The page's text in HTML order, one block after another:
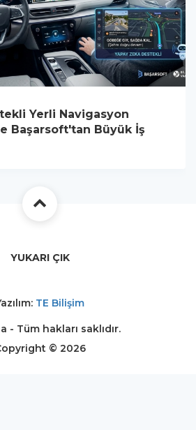
Yerli Navigasyon
Başarsoft'tan Büyük İş
YUKARI ÇIK
TE Bilişim
- Tüm hakları saklıdır.
© 2026